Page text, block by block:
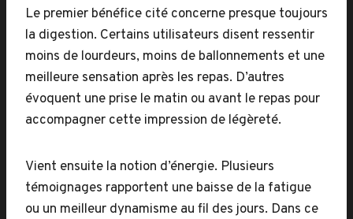
Le premier bénéfice cité concerne presque toujours
la digestion. Certains utilisateurs disent ressentir
moins de lourdeurs, moins de ballonnements et une
meilleure sensation après les repas. D’autres
évoquent une prise le matin ou avant le repas pour
accompagner cette impression de légèreté.
Vient ensuite la notion d’énergie. Plusieurs
témoignages rapportent une baisse de la fatigue
ou un meilleur dynamisme au fil des jours. Dans ce